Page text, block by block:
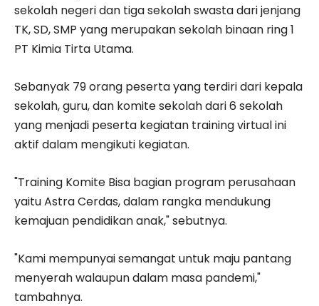
sekolah negeri dan tiga sekolah swasta dari jenjang
TK, SD, SMP yang merupakan sekolah binaan ring 1
PT Kimia Tirta Utama.
Sebanyak 79 orang peserta yang terdiri dari kepala
sekolah, guru, dan komite sekolah dari 6 sekolah
yang menjadi peserta kegiatan training virtual ini
aktif dalam mengikuti kegiatan.
"Training Komite Bisa bagian program perusahaan
yaitu Astra Cerdas, dalam rangka mendukung
kemajuan pendidikan anak," sebutnya.
"Kami mempunyai semangat untuk maju pantang
menyerah walaupun dalam masa pandemi,"
tambahnya.